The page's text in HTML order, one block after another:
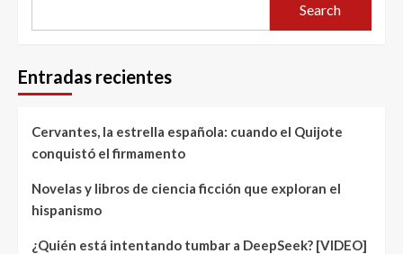
Search
Entradas recientes
Cervantes, la estrella española: cuando el Quijote
conquistó el firmamento
Novelas y libros de ciencia ficción que exploran el
hispanismo
¿Quién está intentando tumbar a DeepSeek? [VIDEO]